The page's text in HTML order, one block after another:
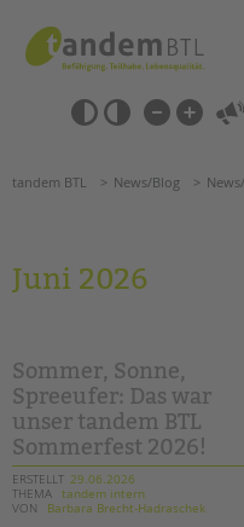
springen
Barrierefrei-
Einstellungen
überspringen
überspringen
Förderzentren
Kollegs
EFöB
Schulbezogene Sozialarbeit
Tagesgruppen
tandem BTL News/Blog
Juni 2026
Sommer, Sonne,
Spreeufer: Das war
unser tandem BTL
Sommerfest 2026!
ERSTELLT 29.06.2026
THEMA tandem intern
VON
Barbara Brecht-Hadraschek